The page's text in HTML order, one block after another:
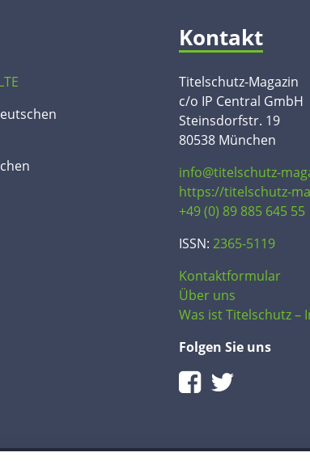
Kontakt
Titelschutz-Magazin
c/o IP Central GmbH
Steinsdorfstr. 19
80538 München
info@titelschutz-
https://titelschutz-
+49 (0) 89 885 645 55
ISSN: 2365-5119
Kontaktformular
Über uns
Was ist Titelschutz –
Folgen Sie uns